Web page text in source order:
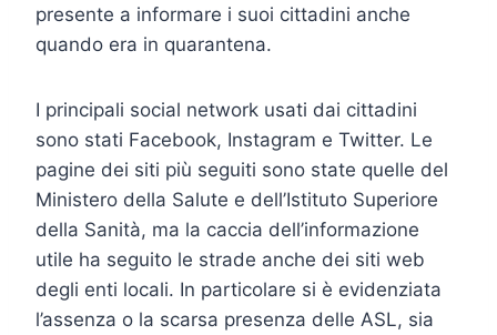
presente a informare i suoi cittadini anche
quando era in quarantena.
I principali social network usati dai cittadini
sono stati Facebook, Instagram e Twitter. Le
pagine dei siti più seguiti sono state quelle del
Ministero della Salute e dell’Istituto Superiore
della Sanità, ma la caccia dell’informazione
utile ha seguito le strade anche dei siti web
degli enti locali. In particolare si è evidenziata
l’assenza o la scarsa presenza delle ASL, sia